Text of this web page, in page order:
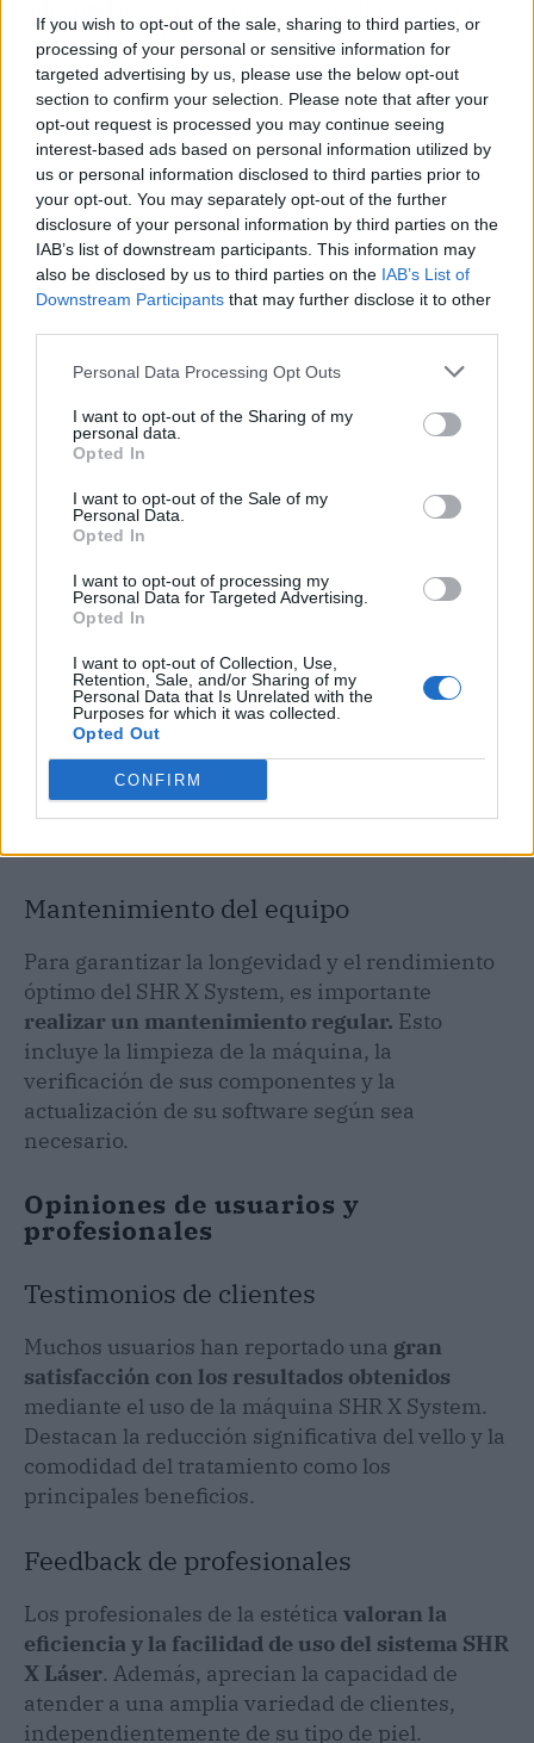
If you wish to opt-out of the sale, sharing to third parties, or
processing of your personal or sensitive information for
targeted advertising by us, please use the below opt-out
section to confirm your selection. Please note that after your
opt-out request is processed you may continue seeing
interest-based ads based on personal information utilized by
us or personal information disclosed to third parties prior to
your opt-out. You may separately opt-out of the further
disclosure of your personal information by third parties on the
IAB’s list of downstream participants. This information may
also be disclosed by us to third parties on the IAB’s List of
Downstream Participants that may further disclose it to other
Personal Data Processing Opt Outs
I want to opt-out of the Sharing of my
personal data.
Opted In
I want to opt-out of the Sale of my
Personal Data.
Opted In
I want to opt-out of processing my
Personal Data for Targeted Advertising.
Opted In
I want to opt-out of Collection, Use,
Retention, Sale, and/or Sharing of my
Personal Data that Is Unrelated with the
Purposes for which it was collected.
Opted Out
CONFIRM
equipo de manera segura y eficaz,
proporcionando los mejores resultados a sus
clientes.
Publicidad
Mantenimiento del equipo
Para garantizar la longevidad y el rendimiento
óptimo del SHR X System, es importante
realizar un mantenimiento regular. Esto
incluye la limpieza de la máquina, la
verificación de sus componentes y la
actualización de su software según sea
necesario.
Opiniones de usuarios y
profesionales
Testimonios de clientes
Muchos usuarios han reportado una gran
satisfacción con los resultados obtenidos
mediante el uso de la máquina SHR X System.
Destacan la reducción significativa del vello y la
comodidad del tratamiento como los
principales beneficios.
Feedback de profesionales
Los profesionales de la estética valoran la
eficiencia y la facilidad de uso del sistema SHR
X Láser. Además, aprecian la capacidad de
atender a una amplia variedad de clientes,
independientemente de su tipo de piel.